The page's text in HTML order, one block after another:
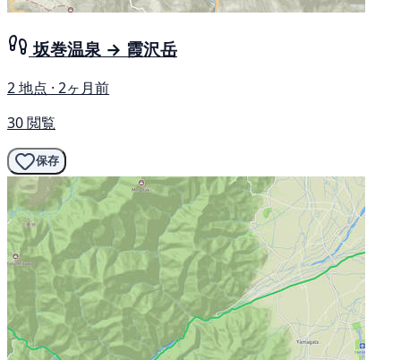
坂巻温泉 → 霞沢岳
2 地点 · 2ヶ月前
30 閲覧
保存